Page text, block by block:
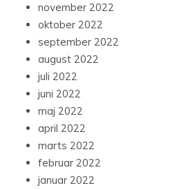
november 2022
oktober 2022
september 2022
august 2022
juli 2022
juni 2022
maj 2022
april 2022
marts 2022
februar 2022
januar 2022